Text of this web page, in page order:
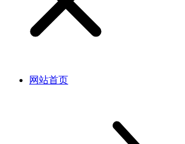
网站首页